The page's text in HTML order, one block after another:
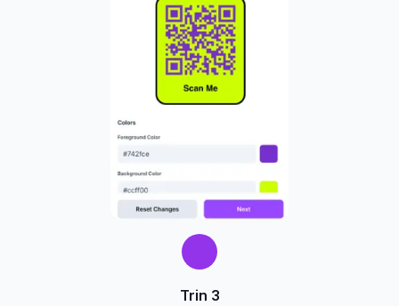
Trin 3